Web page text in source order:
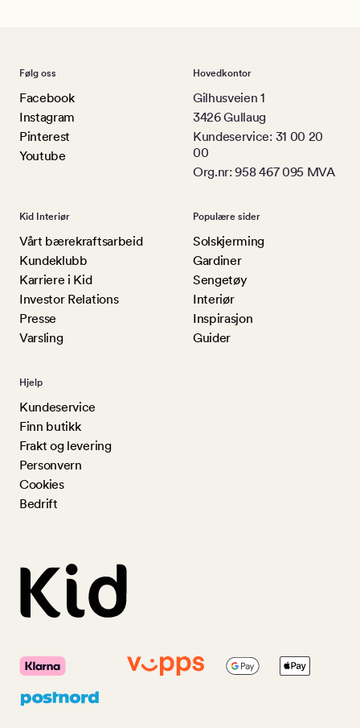
Følg oss
Facebook
Instagram
Pinterest
Youtube
Hovedkontor
Gilhusveien 1
3426 Gullaug
Kundeservice: 31 00 20
00
Org.nr: 958 467 095 MVA
Kid Interiør
Vårt bærekraftsarbeid
Kundeklubb
Karriere i Kid
Investor Relations
Presse
Varsling
Populære sider
Solskjerming
Gardiner
Sengetøy
Interiør
Inspirasjon
Guider
Hjelp
Kundeservice
Finn butikk
Frakt og levering
Personvern
Cookies
Bedrift